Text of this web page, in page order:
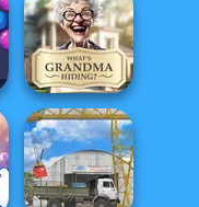
Shape-shifting
What Is Grandma
Hiding